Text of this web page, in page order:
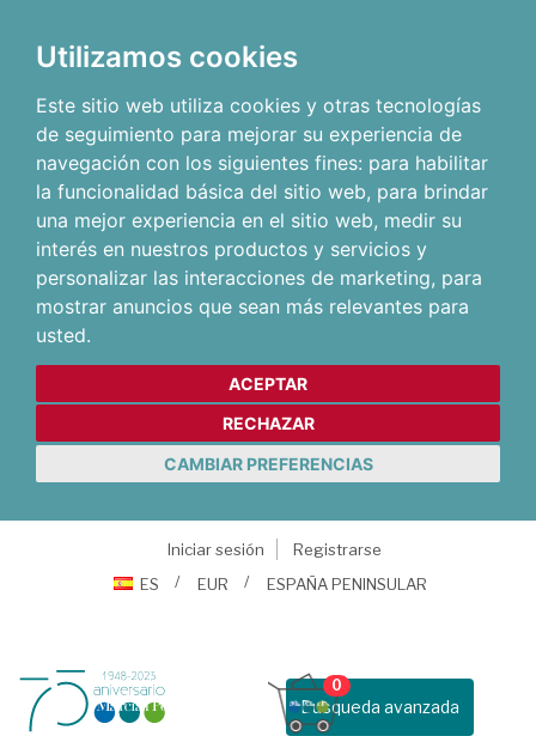
Utilizamos cookies
Este sitio web utiliza cookies y otras tecnologías
de seguimiento para mejorar su experiencia de
navegación con los siguientes fines: para habilitar
la funcionalidad básica del sitio web, para brindar
una mejor experiencia en el sitio web, medir su
interés en nuestros productos y servicios y
personalizar las interacciones de marketing, para
mostrar anuncios que sean más relevantes para
usted.
ACEPTAR
RECHAZAR
CAMBIAR PREFERENCIAS
Iniciar sesión
Registrarse
ES
EUR ESPAÑA PENINSULAR
Busqueda avanzada
0